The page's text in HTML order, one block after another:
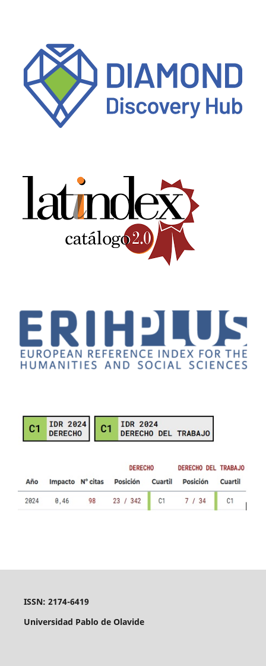
ISSN: 2174-6419
Universidad Pablo de Olavide